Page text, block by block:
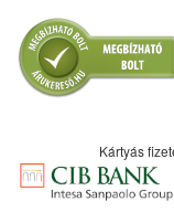
Kártyás